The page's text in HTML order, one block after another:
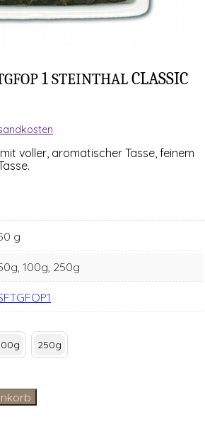
1 STEINTHAL CLASSIC
vol­ler, aro­ma­ti­scher Tas­se, fei­nem
g
100g, 250g
250g